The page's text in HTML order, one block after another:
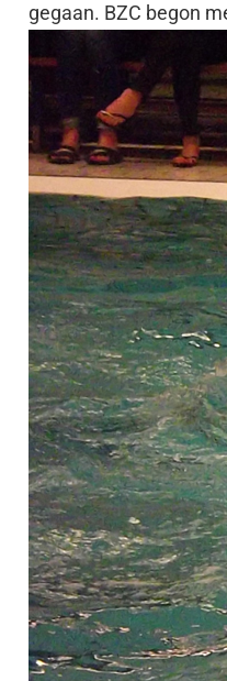
gegaan. BZC begon